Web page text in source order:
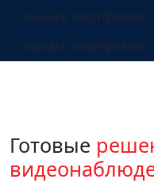
скачать портфолио
скачать портфолио
Готовые